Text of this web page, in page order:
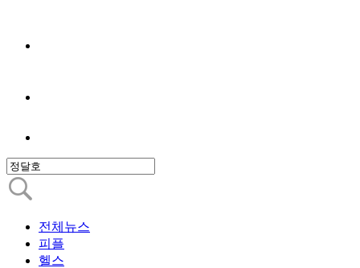
전체뉴스
피플
헬스